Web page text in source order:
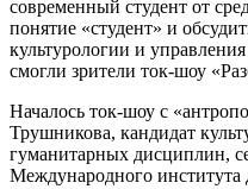
современный студент от
понятие «студент» и
культурологии и
смогли зрители ток-шоу
Началось ток-шоу с
Трушникова, кандидат
гуманитарных дисциплин,
Международного института